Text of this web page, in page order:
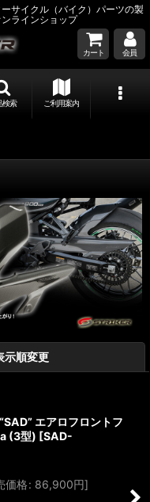
サイクル（バイク）パーツの製
ラインショップ
カート 会員
検索 ご利用案内
示順変更
エアロフロントフ
(3型) [SAD-
価格: 86,900円]